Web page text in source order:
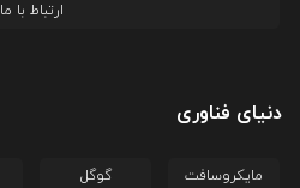
ارتباط با ما
دنیای فناوری
مایکروسافت گوگل